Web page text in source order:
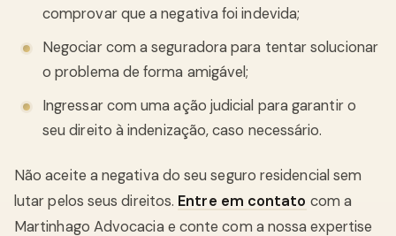
comprovar que a negativa foi indevida;
Negociar com a seguradora para tentar solucionar
o problema de forma amigável;
Ingressar com uma ação judicial para garantir o
seu direito à indenização, caso necessário.
Não aceite a negativa do seu seguro residencial sem
lutar pelos seus direitos. Entre em contato com a
Martinhago Advocacia e conte com a nossa expertise